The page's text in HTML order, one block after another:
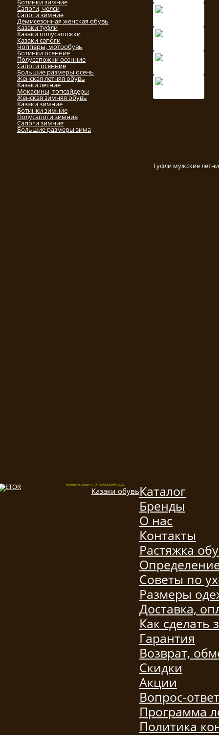
Ботинки зимние
Сапоги, челси
Сапоги зимние
Демисезонная женская обувь
Казаки туфли
Казаки полусапожки
Казаки сапоги
Чопперы, мотообувь
Ботинки осенние
Полусапожки осенние
Сапоги осенние
Большие размеры осень
Женская летняя обувь
Казаки летние
Мокасины, топсайдеры
Женская зимняя обувь
Казаки зимние
Ботинки зимние
Полусапоги зимние
Сапоги зимние
Большие размеры зима
Туфли мужские
© Интернет-магазин "ETOR ОБУВЬ КАЗАКИ", 2026.
Казаки обувьКаталог
Бренды
О нас
Контакты
Растяжка
Советы по
Размеры
Доставка,
Как сделать
Гарантия
Возврат,
Скидки
Акции
Вопрос-ответ
Программа
Политика